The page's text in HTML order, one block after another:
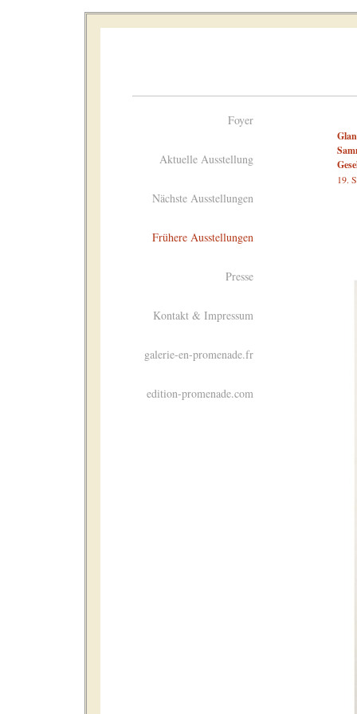
Foyer
Aktuelle Ausstellung
Nächste Ausstellungen
Frühere Ausstellungen
Presse
Kontakt & Impressum
galerie-en-promenade.fr
edition-promenade.com
19.